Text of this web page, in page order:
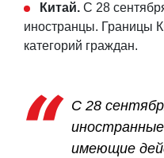
Китай. С 28
иностранцы. Границы
категорий граждан.
С 28
имеющие